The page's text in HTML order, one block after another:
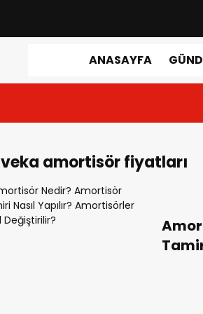
ANASAYFA
veka amortisör fiyatları